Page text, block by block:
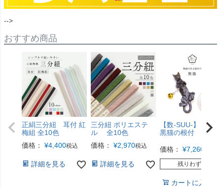
-->
おすすめ商品
正絹三分紐 耳付 紅
梅組 全10色
価格：
¥4,400税込
詳細を見る
三分紐 ポリエステ
ル 全10色
価格：
¥2,970税込
詳細を見る
【数-SUU-】 根付 /
黒猫の根付
価格： ¥7,260
残りわずか
カートに入れ